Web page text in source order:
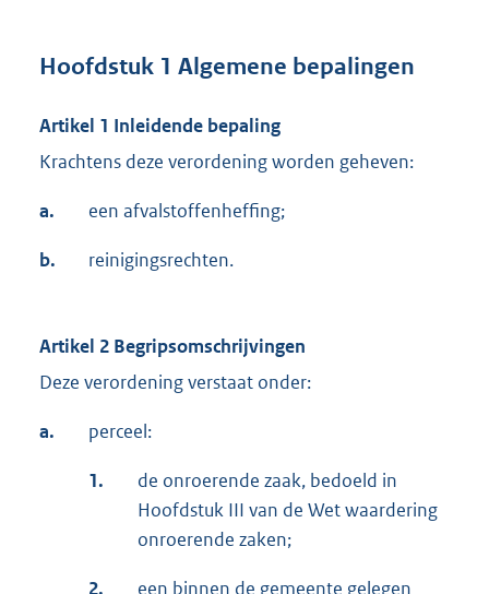
Hoofdstuk 1 Algemene bepalingen
Artikel 1 Inleidende bepaling
Krachtens deze verordening worden geheven:
a. een afvalstoffenheffing;
b. reinigingsrechten.
Artikel 2 Begripsomschrijvingen
Deze verordening verstaat onder:
a. perceel:
1.
de onroerende zaak, bedoeld in
Hoofdstuk III van de Wet waardering
onroerende zaken;
2.
een binnen de gemeente gelegen